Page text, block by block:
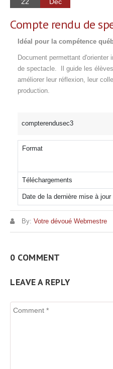
Compte rendu de
Idéal pour la compétence
Document permettant d'orienter
de spectacle. Il guide les
améliorer leur réflexion, leur
production.
compterendusec3
Format
Téléchargements
Date de la dernière mise à jour
By: Votre dévoué Webmestre
0 COMMENT
LEAVE A REPLY